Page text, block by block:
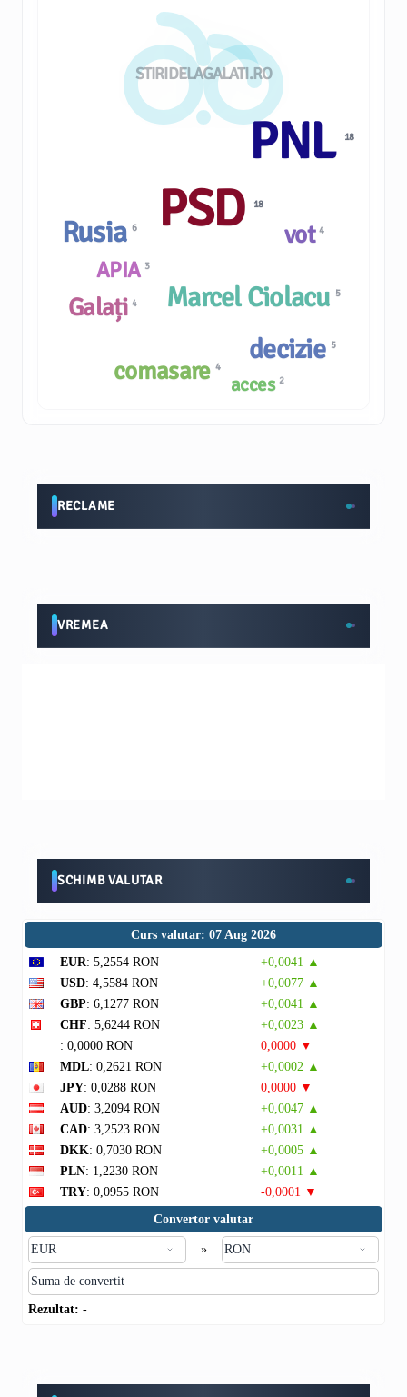
STIRIDELAGALATI.RO
Galați4 Marcel Ciolacu 5
APIA 3
vot4
Rusia6
PNL 18
decizie 5
acces 2
PSD 18
comasare 4
RECLAME
VREMEA
SCHIMB VALUTAR
Curs valutar: 07 Aug 2026
EUR: 5,2554 RON
+0,0041 ▲
USD: 4,5584 RON
+0,0077 ▲
GBP: 6,1277 RON
+0,0041 ▲
CHF: 5,6244 RON
+0,0023 ▲
: 0,0000 RON
0,0000 ▼
MDL: 0,2621 RON
+0,0002 ▲
JPY: 0,0288 RON
0,0000 ▼
AUD: 3,2094 RON
+0,0047 ▲
CAD: 3,2523 RON
+0,0031 ▲
DKK: 0,7030 RON
+0,0005 ▲
PLN: 1,2230 RON
+0,0011 ▲
TRY: 0,0955 RON
-0,0001 ▼
Convertor valutar
»
Rezultat: -